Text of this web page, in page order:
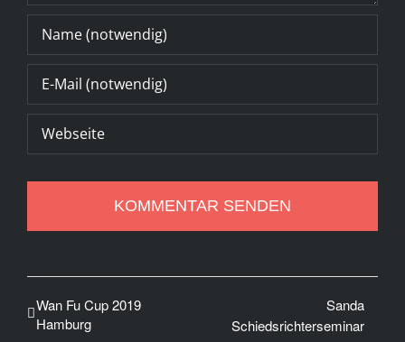
Wan Fu Cup 2019
Hamburg
Sanda
Schiedsrichterseminar